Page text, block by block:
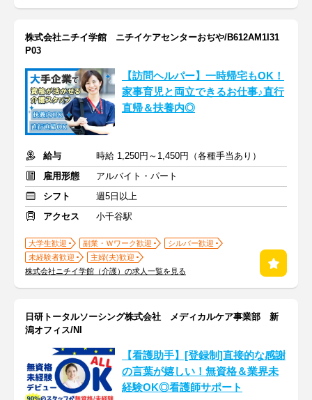
株式会社ニチイ学館 ニチイケアセンターおぢや/B612AM1I31
P03
【訪問ヘルパー】一時帰宅もOK！
家事育児と両立できるお仕事♪直行
直帰＆扶養内◎
給与
時給 1,250円～1,450円（各種手当あり）
雇用形態
アルバイト・パート
シフト
週5日以上
アクセス
小千谷駅
大学生歓迎 副業・Ｗワーク歓迎
シルバー歓迎
未経験者歓迎
主婦(夫)歓迎
株式会社ニチイ学館（介護）の求人一覧を見る
日研トータルソーシング株式会社 メディカルケア事業部 新
潟オフィス/NI
【看護助手】[登録制]直接的な感謝
の言葉が嬉しい！無資格＆業界未
経験OK◎看護師サポート